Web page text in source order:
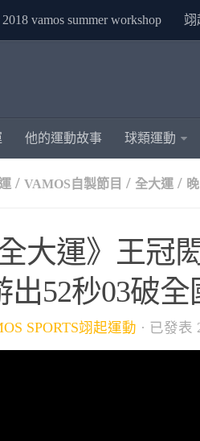
2018 vamos summer workshop 翊
他的運動故事 球類運動
/ VAMOS自製節目 / 全大運 /
大運》王冠
出52秒03破全
SPORTS翊起運動 · 已發表